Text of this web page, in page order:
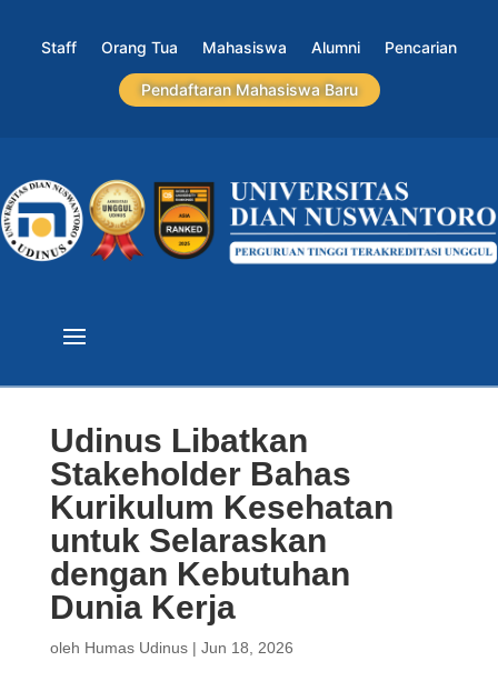
Staff Orang Tua Mahasiswa Alumni Pencarian
Pendaftaran Mahasiswa Baru
Udinus Libatkan
Stakeholder Bahas
Kurikulum Kesehatan
untuk Selaraskan
dengan Kebutuhan
Dunia Kerja
oleh Humas Udinus| Jun 18, 2026